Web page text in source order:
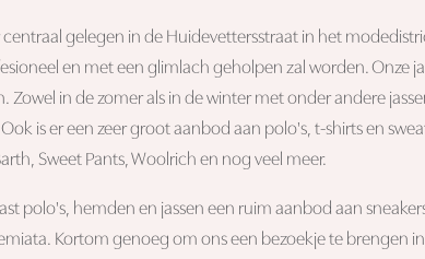
centraal gelegen in de Huidevettersstraat in het
en met een glimlach geholpen zal worden. Onze
Zowel in de zomer als in de winter met onder andere
is er een zeer groot aanbod aan polo's, t-shirts en
Sweet Pants, Woolrich en nog veel meer.
polo's, hemden en jassen een ruim aanbod aan
Kortom genoeg om ons een bezoekje te brengen